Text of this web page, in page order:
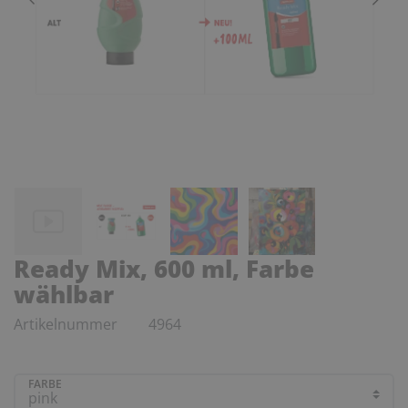
Ready Mix, 600 ml, Farbe
wählbar
Artikelnummer 4964
FARBE